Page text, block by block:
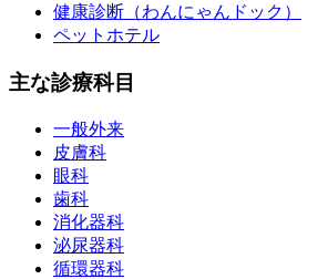
健康診断（わんにゃんドック）
ペットホテル
主な診療科目
一般外来
皮膚科
眼科
歯科
消化器科
泌尿器科
循環器科